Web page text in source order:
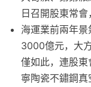
日召開股東常
海運業前兩年
3000億元，大
僅如此，連股
寧陶瓷不鏽鋼真